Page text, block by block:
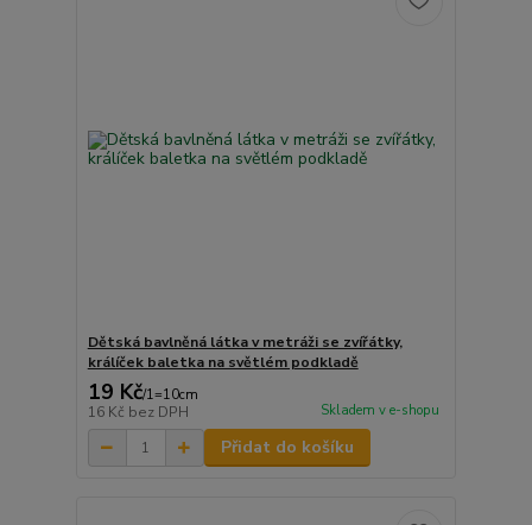
Dětská bavlněná látka v metráži se zvířátky,
králíček baletka na světlém podkladě
19 Kč/1=10cm
16 Kč bez DPH Skladem v e-shopu
Přidat do košíku